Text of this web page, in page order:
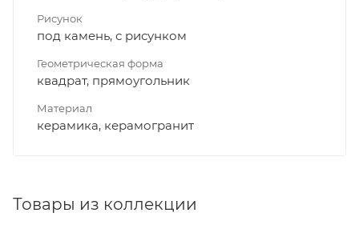
Рисунок
под камень, с рисунком
Геометрическая форма
квадрат, прямоугольник
Материал
керамика, керамогранит
Товары из коллекции